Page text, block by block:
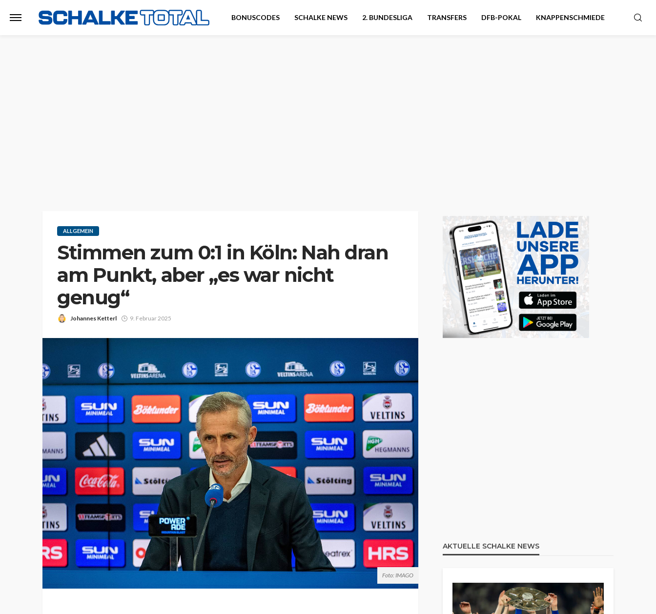
BONUSCODES SCHALKE NEWS 2. BUNDESLIGA TRANSFERS DFB-POKAL KNAPPENSCHMIEDE
ALLGEMEIN
Stimmen zum 0:1 in Köln: Nah dran
am Punkt, aber „es war nicht
genug“
Johannes Ketterl 9. Februar 2025
Foto: IMAGO
AKTUELLE SCHALKE NEWS